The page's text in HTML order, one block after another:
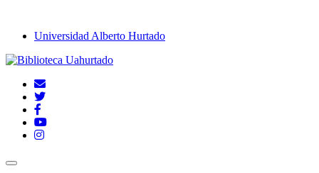
Universidad Alberto Hurtado